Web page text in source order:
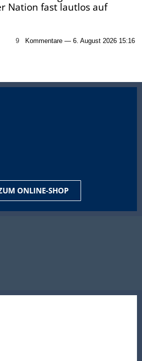
Nation fast lautlos auf
9 Kommentare — 6. August 2026 15:16
ONLINE-SHOP